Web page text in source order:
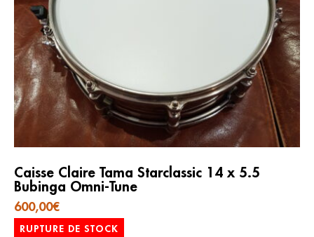
Caisse Claire Tama Starclassic 14 x 5.5
Bubinga Omni-Tune
600,00€
RUPTURE DE STOCK